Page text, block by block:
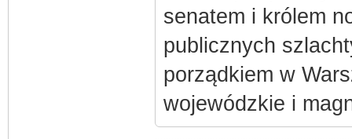
senatem i królem
publicznych
porządkiem w
wojewódzkie i